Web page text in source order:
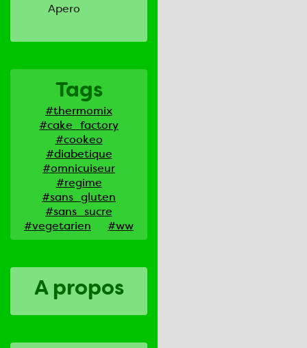
Apero
Tags
#thermomix
#cake_factory
#cookeo
#diabetique
#omnicuiseur
#regime
#sans_gluten
#sans_sucre
#vegetarien
#ww
A propos